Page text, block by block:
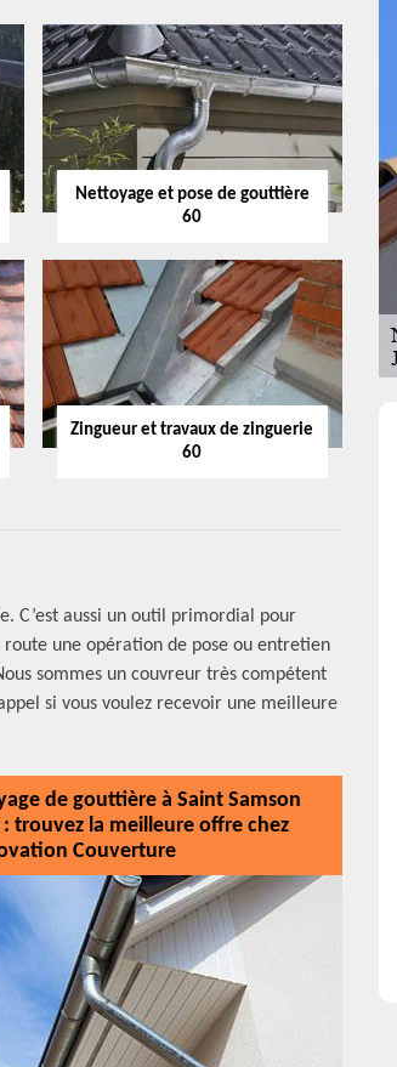
Nettoyage et pose de gouttière
60
Zingueur et travaux de zinguerie
60
C’est aussi un outil primordial pour
route une opération de pose ou entretien
sommes un couvreur très compétent
si vous voulez recevoir une meilleure
de gouttière à Saint Samson
: trouvez la meilleure offre chez
Couverture